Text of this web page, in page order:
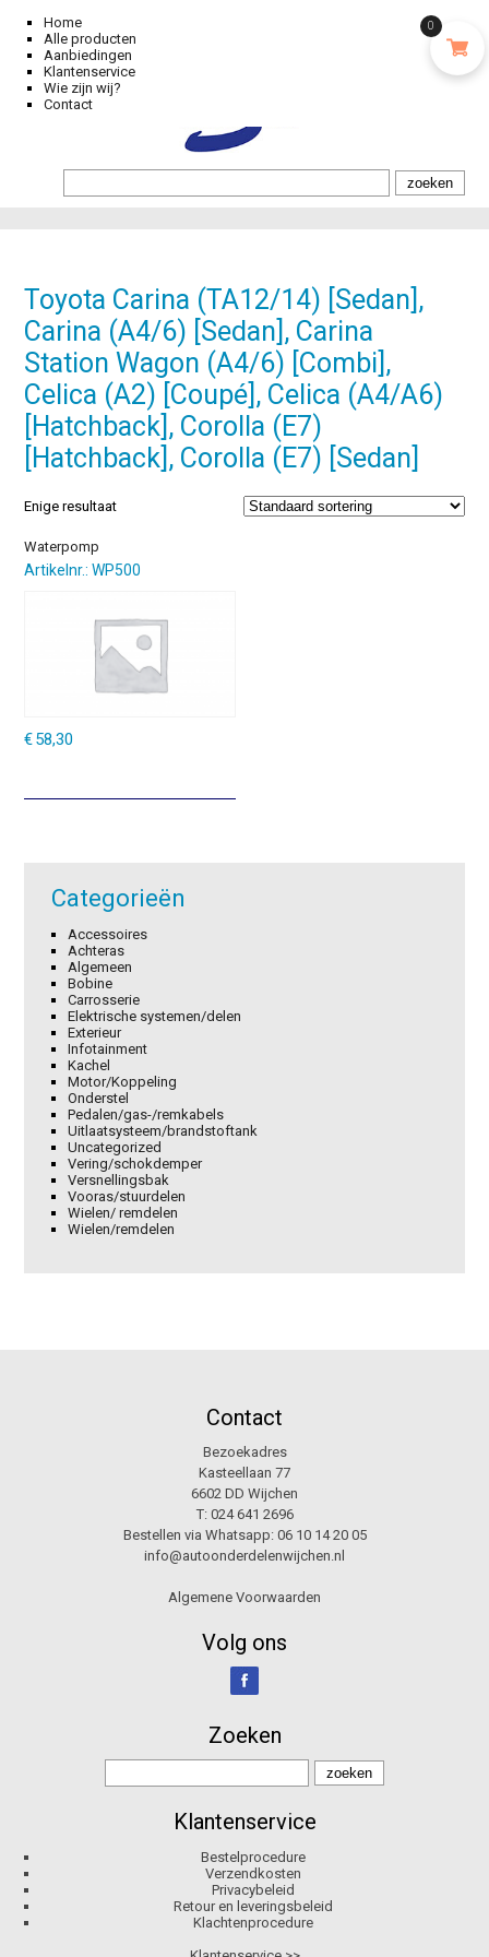
Home
Alle producten
Aanbiedingen
Klantenservice
Wie zijn wij?
Contact
Toyota Carina (TA12/14) [Sedan],
Carina (A4/6) [Sedan], Carina
Station Wagon (A4/6) [Combi],
Celica (A2) [Coupé], Celica (A4/A6)
[Hatchback], Corolla (E7)
[Hatchback], Corolla (E7) [Sedan]
Enige resultaat
Waterpomp
Artikelnr.: WP500
€58,30
Categorieën
Accessoires
Achteras
Algemeen
Bobine
Carrosserie
Elektrische systemen/delen
Exterieur
Infotainment
Kachel
Motor/Koppeling
Onderstel
Pedalen/gas-/remkabels
Uitlaatsysteem/brandstoftank
Uncategorized
Vering/schokdemper
Versnellingsbak
Vooras/stuurdelen
Wielen/ remdelen
Wielen/remdelen
Contact
Bezoekadres
Kasteellaan 77
6602 DD Wijchen
T: 024 641 2696
Bestellen via Whatsapp: 06 10 14 20 05
info@autoonderdelenwijchen.nl
Algemene Voorwaarden
Volg ons
Zoeken
Klantenservice
Bestelprocedure
Verzendkosten
Privacybeleid
Retour en leveringsbeleid
Klachtenprocedure
0